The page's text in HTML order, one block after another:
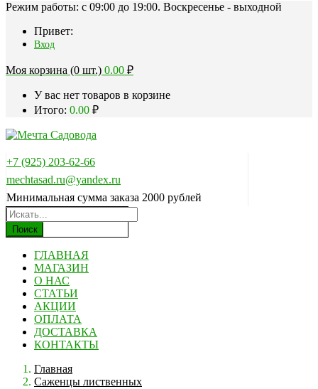
Режим работы: c 09:00 до 19:00. Воскресенье - выходной
Привет:
Вход
Моя корзина (0 шт.) 0.00 ₽
У вас нет товаров в корзине
Итого: 0.00 ₽
+7 (925) 203-62-66
mechtasad.ru@yandex.ru
Минимальная сумма заказа 2000 рублей
Поиск
ГЛАВНАЯ
МАГАЗИН
О НАС
СТАТЬИ
АКЦИИ
ОПЛАТА
ДОСТАВКА
КОНТАКТЫ
Главная
Саженцы лиственных